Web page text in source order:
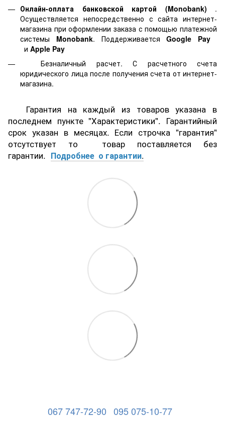
Онлайн-оплата банковской картой
(Monobank) .
Осуществляется непосредственно с сайта интернет-
магазина при оформлении заказа с помощью платежной
системы Monobank. ПоддерживаетсяGoogle Pay
и Apple Pay
Безналичный расчет. С расчетного счета
юридического лица после получения счета от интернет-
магазина.
Гарантия на каждый из товаров указана в
последнем пункте "Характеристики". Гарантийный
срок указан в месяцах. Если строчка "гарантия"
отсутствует то товар поставляется без
гарантии. Подробнее о гарантии.
067 747-72-90 095 075-10-77